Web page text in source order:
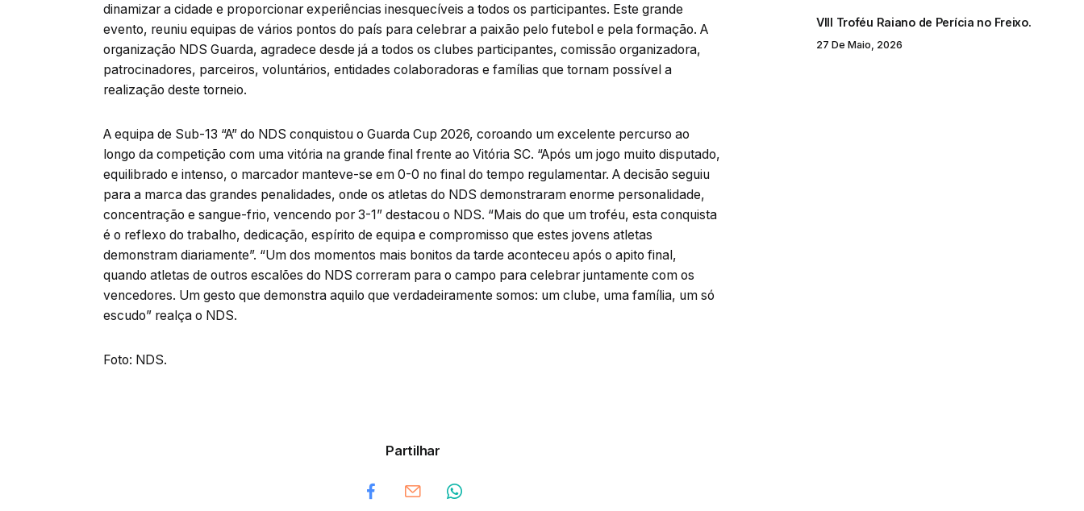
dinamizar a cidade e proporcionar experiências inesquecíveis a todos os participantes. Este grande
evento, reuniu equipas de vários pontos do país para celebrar a paixão pelo futebol e pela formação. A
organização NDS Guarda, agradece desde já a todos os clubes participantes, comissão organizadora,
patrocinadores, parceiros, voluntários, entidades colaboradoras e famílias que tornam possível a
realização deste torneio.
A equipa de Sub-13 “A” do NDS conquistou o Guarda Cup 2026, coroando um excelente percurso ao
longo da competição com uma vitória na grande final frente ao Vitória SC. “Após um jogo muito disputado,
equilibrado e intenso, o marcador manteve-se em 0-0 no final do tempo regulamentar. A decisão seguiu
para a marca das grandes penalidades, onde os atletas do NDS demonstraram enorme personalidade,
concentração e sangue-frio, vencendo por 3-1” destacou o NDS. “Mais do que um troféu, esta conquista
é o reflexo do trabalho, dedicação, espírito de equipa e compromisso que estes jovens atletas
demonstram diariamente”. “Um dos momentos mais bonitos da tarde aconteceu após o apito final,
quando atletas de outros escalões do NDS correram para o campo para celebrar juntamente com os
vencedores. Um gesto que demonstra aquilo que verdadeiramente somos: um clube, uma família, um só
escudo” realça o NDS.
Foto: NDS.
Partilhar
VIII Troféu Raiano de Perícia no Freixo.
27 De Maio, 2026